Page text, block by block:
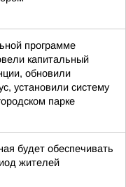
программе
капитальный
обновили
установили систему
парке
будет обеспечивать
жителей